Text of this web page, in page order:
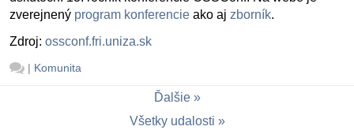
zverejnený program konferencie ako aj zborník.
Zdroj: ossconf.fri.uniza.sk
| Komunita
Ďalšie
Všetky udalosti